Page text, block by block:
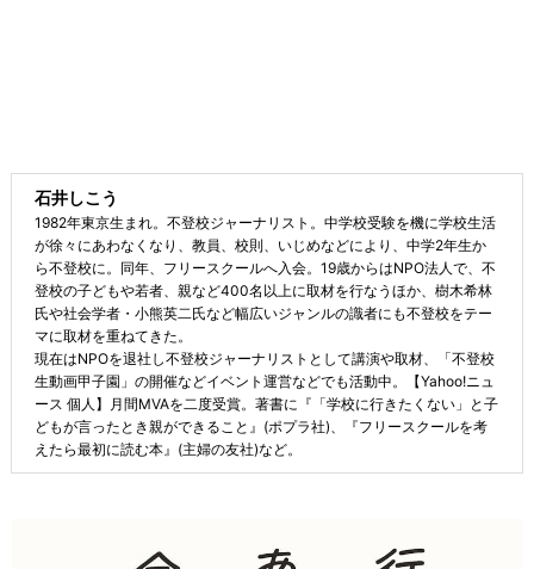
石井しこう
1982年東京生まれ。不登校ジャーナリスト。中学校受験を機に学校生活
が徐々にあわなくなり、教員、校則、いじめなどにより、中学2年生か
ら不登校に。同年、フリースクールへ入会。19歳からはNPO法人で、不
登校の子どもや若者、親など400名以上に取材を行なうほか、樹木希林
氏や社会学者・小熊英二氏など幅広いジャンルの識者にも不登校をテー
マに取材を重ねてきた。
現在はNPOを退社し不登校ジャーナリストとして講演や取材、「不登校
生動画甲子園」の開催などイベント運営などでも活動中。【Yahoo!ニュ
ース 個人】月間MVAを二度受賞。著書に『「学校に行きたくない」と子
どもが言ったとき親ができること』(ポプラ社)、『フリースクールを考
えたら最初に読む本』(主婦の友社)など。